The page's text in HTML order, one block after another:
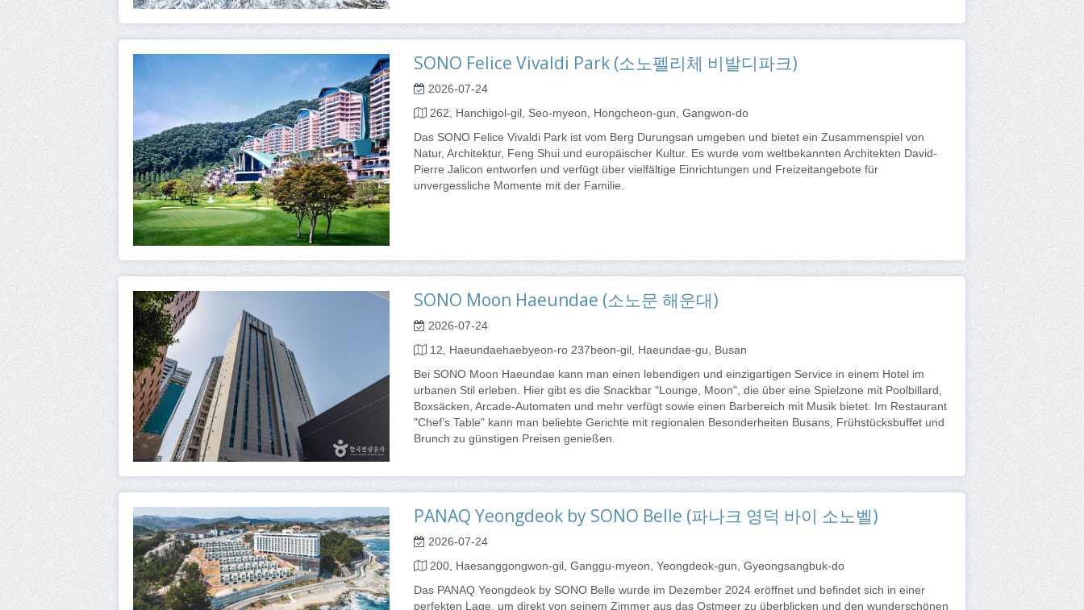
SONO Felice Vivaldi Park (소노펠리체 비발디파크)
2026-07-24
262, Hanchigol-gil, Seo-myeon, Hongcheon-gun, Gangwon-do
Das SONO Felice Vivaldi Park ist vom Berg Durungsan umgeben und bietet ein Zusammenspiel von
Natur, Architektur, Feng Shui und europäischer Kultur. Es wurde vom weltbekannten Architekten David-
Pierre Jalicon entworfen und verfügt über vielfältige Einrichtungen und Freizeitangebote für
unvergessliche Momente mit der Familie.
SONO Moon Haeundae (소노문 해운대)
2026-07-24
12, Haeundaehaebyeon-ro 237beon-gil, Haeundae-gu, Busan
Bei SONO Moon Haeundae kann man einen lebendigen und einzigartigen Service in einem Hotel im
urbanen Stil erleben. Hier gibt es die Snackbar "Lounge, Moon", die über eine Spielzone mit Poolbillard,
Boxsäcken, Arcade-Automaten und mehr verfügt sowie einen Barbereich mit Musik bietet. Im Restaurant
"Chef’s Table" kann man beliebte Gerichte mit regionalen Besonderheiten Busans, Frühstücksbuffet und
Brunch zu günstigen Preisen genießen.
PANAQ Yeongdeok by SONO Belle (파나크 영덕 바이 소노벨)
2026-07-24
200, Haesanggongwon-gil, Ganggu-myeon, Yeongdeok-gun, Gyeongsangbuk-do
Das PANAQ Yeongdeok by SONO Belle wurde im Dezember 2024 eröffnet und befindet sich in einer
perfekten Lage, um direkt von seinem Zimmer aus das Ostmeer zu überblicken und den wunderschönen